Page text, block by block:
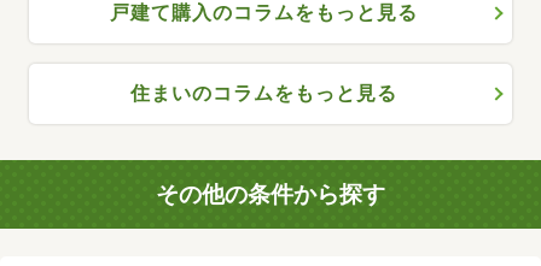
戸建て購入のコラムをもっと見る
住まいのコラムをもっと見る
その他の条件から探す